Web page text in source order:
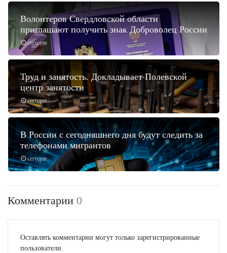
сегодня
Волонтеров Свердловской области
приглашают получить знак Доброволец России
сегодня
Труд и занятость. Докладывает Полевской
центр занятости
сегодня
В России с сегодняшнего дня будут следить за
телефонами мигрантов
Комментарии 0
Оставлять комментарии могут только зарегистрированные
пользователи.